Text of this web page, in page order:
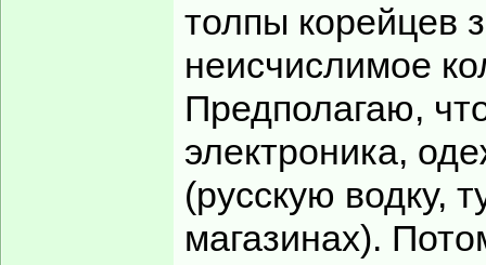
толпы корейцев
неисчислимое
Предполагаю,
электроника,
(русскую водку,
магазинах).